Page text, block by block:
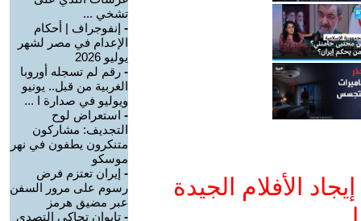
الأفلام الجيدة
تشخي ...
- إنفوجراف | أحكام
الإعدام في مصر لشهر
يوليو 2026
- رقم لم تسجله أوروبا
الغربية من قبل.. يونيو
ويوليو في صدارة ا ...
- استعراض لوح
التجديف: مشاركون
متنكرون يطفون في نهر
موسكو
- إيران تعتزم فرض
رسوم على مرور السفن
عبر مضيق هرمز
- تايوان تحاكي التصدي